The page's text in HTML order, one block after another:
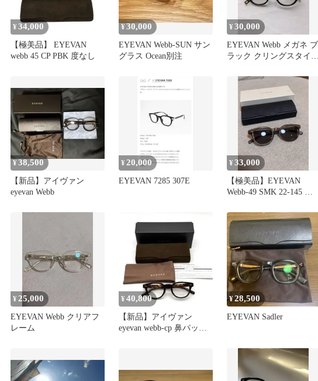
¥ 34,000
【極美品】 EYEVAN
webb 45 CP PBK 度なし
¥30,000
EYEVAN Webb-SUN サン
グラス Ocean別注
¥30,000
EYEVAN Webb メガネ ブ
ラック クリングスタイ
¥38,500
【新品】アイヴァン
eyevan Webb
¥ 20,000
EYEVAN 7285 307E
¥33,000
【極美品】EYEVAN
Webb-49 SMK 22-145 グ
¥ 25,000
EYEVAN Webb クリアフ
レーム
¥ 40,800
【新品】アイヴァン
eyevan webb-cp 鼻パッド
¥28,500
EYEVAN Sadler